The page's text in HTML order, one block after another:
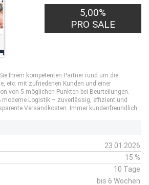
5,00%
PRO SALE
Ihrem kompetenten Partner rund um die
etc. mit zufriedenen Kunden und einer
von 5 möglichen Punkten bei Beurteilungen.
moderne Logistik – zuverlässig, effizient und
Versandkosten. Immer kundenfreundlich
23.01.2026
15 %
10 Tage
bis 6 Wochen